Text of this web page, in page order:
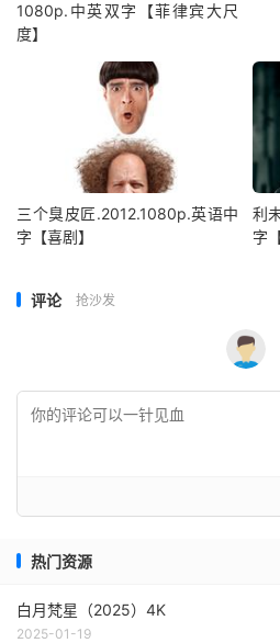
1080p.中英双字【菲律宾大尺
度】
三个臭皮匠.2012.1080p.英语中
字【喜剧】
利
字
评论 抢沙发
热门资源
白月梵星（2025）4K
2025-01-19